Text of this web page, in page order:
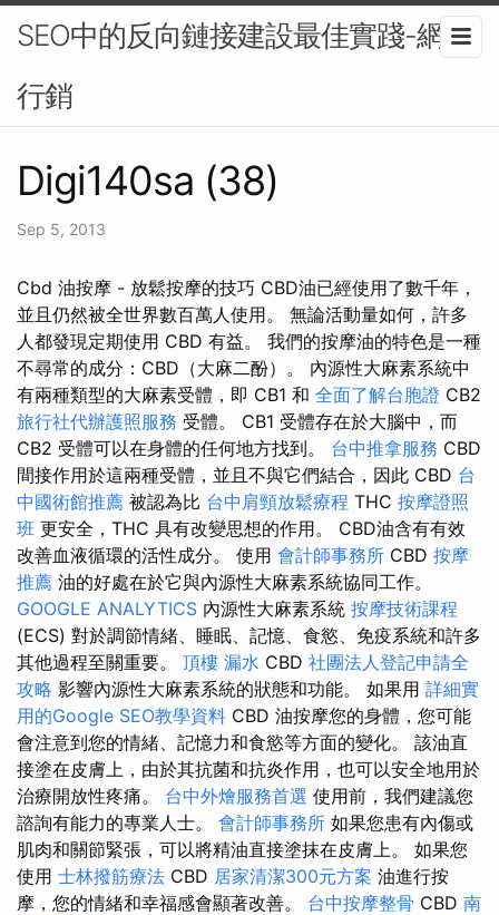
SEO中的反向鏈接建設最佳實踐-網路
行銷
Digi140sa (38)
Sep 5, 2013
Cbd 油按摩 - 放鬆按摩的技巧 CBD油已經使用了數千年，
並且仍然被全世界數百萬人使用。 無論活動量如何，許多
人都發現定期使用 CBD 有益。 我們的按摩油的特色是一種
不尋常的成分：CBD（大麻二酚）。 內源性大麻素系統中
有兩種類型的大麻素受體，即 CB1 和 全面了解台胞證 CB2
旅行社代辦護照服務 受體。 CB1 受體存在於大腦中，而
CB2 受體可以在身體的任何地方找到。 台中推拿服務 CBD
間接作用於這兩種受體，並且不與它們結合，因此 CBD 台
中國術館推薦 被認為比 台中肩頸放鬆療程 THC 按摩證照
班 更安全，THC 具有改變思想的作用。 CBD油含有有效
改善血液循環的活性成分。 使用 會計師事務所 CBD 按摩
推薦 油的好處在於它與內源性大麻素系統協同工作。
GOOGLE ANALYTICS 內源性大麻素系統 按摩技術課程
(ECS) 對於調節情緒、睡眠、記憶、食慾、免疫系統和許多
其他過程至關重要。 頂樓 漏水 CBD 社團法人登記申請全
攻略 影響內源性大麻素系統的狀態和功能。 如果用 詳細實
用的Google SEO教學資料 CBD 油按摩您的身體，您可能
會注意到您的情緒、記憶力和食慾等方面的變化。 該油直
接塗在皮膚上，由於其抗菌和抗炎作用，也可以安全地用於
治療開放性疼痛。 台中外燴服務首選 使用前，我們建議您
諮詢有能力的專業人士。 會計師事務所 如果您患有內傷或
肌肉和關節緊張，可以將精油直接塗抹在皮膚上。 如果您
使用 士林撥筋療法 CBD 居家清潔300元方案 油進行按
摩，您的情緒和幸福感會顯著改善。 台中按摩整骨 CBD 南